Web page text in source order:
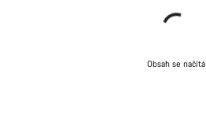
Obsah se načítá